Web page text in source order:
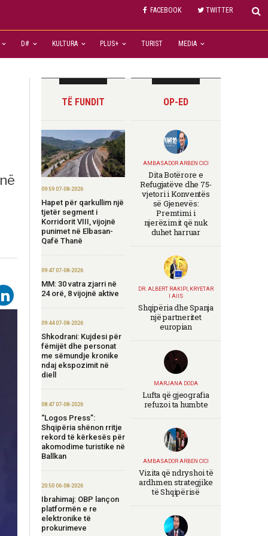
FACEBOOK TWITTER
D# KULTURA PLUS+ TURIST MEDIA
TË FUNDIT
09:59 07-08-2026
Hapet për qarkullim një
tjetër segment i
Korridorit VIII, vijojnë
punimet në Elbasan-
Qafë Thanë
09:47 07-08-2026
MM: 30 vatra zjarri në
24 orë, 8 vijojnë aktive
09:44 07-08-2026
Shkodrani: Kujdesi për
fëmijët dhe personat
me sëmundje kronike
ndaj ekspozimit në
diell
08:47 07-08-2026
“Logos Press”:
Shqipëria shënon rritje
rekord të kërkesës për
akomodime turistike në
Ballkan
20:50 06-08-2026
Ibrahimaj: OBP lançon
platformën e re
elektronike të
prokurimeve
OP-ED
AMBASADOR ARBEN CICI
Dita Botërore e
Refugjatëve dhe 75-
vjetori i Konventës
së Gjenevës:
Premtimi i
njerëzimit që nuk
duhet harruar
DR. ALBERT RAKIPI, KRYETAR
I AIIS
Shqipëria dhe Spanja
një partneritet
europian
MARJANA DODA
Lufta që gjeografia
refuzoi ta humbte
AMBASADOR ARBEN CICI
Vizita që ndryshoi të
ardhmen strategjike
të Shqipërisë